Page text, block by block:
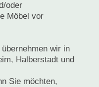
oder
Möbel vor
wir in
Halberstadt und
Sie möchten,